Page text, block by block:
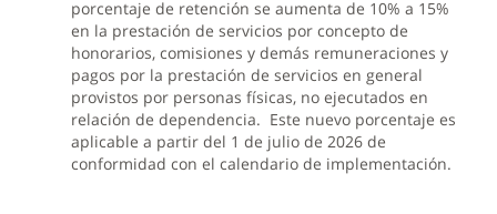
porcentaje de retención se aumenta de 10% a 15%
en la prestación de servicios por concepto de
honorarios, comisiones y demás remuneraciones y
pagos por la prestación de servicios en general
provistos por personas físicas, no ejecutados en
relación de dependencia. Este nuevo porcentaje es
aplicable a partir del 1 de julio de 2026 de
conformidad con el calendario de implementación.